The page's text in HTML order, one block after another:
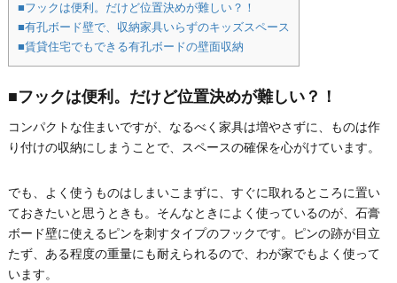
■フックは便利。だけど位置決めが難しい？！
■有孔ボード壁で、収納家具いらずのキッズスペース
■賃貸住宅でもできる有孔ボードの壁面収納
■フックは便利。だけど位置決めが難しい？！
コンパクトな住まいですが、なるべく家具は増やさずに、ものは作
り付けの収納にしまうことで、スペースの確保を心がけています。
でも、よく使うものはしまいこまずに、すぐに取れるところに置い
ておきたいと思うときも。そんなときによく使っているのが、石膏
ボード壁に使えるピンを刺すタイプのフックです。ピンの跡が目立
たず、ある程度の重量にも耐えられるので、わが家でもよく使って
います。